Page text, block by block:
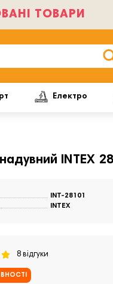
ТОВАРИ
Електро
INTEX
INT-28101
INTEX
8 відгуки